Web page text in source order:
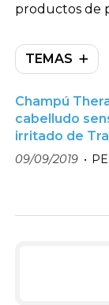
productos de
TEMAS
Champú
cabelludo
irritado de
Essentia
09/09/2019